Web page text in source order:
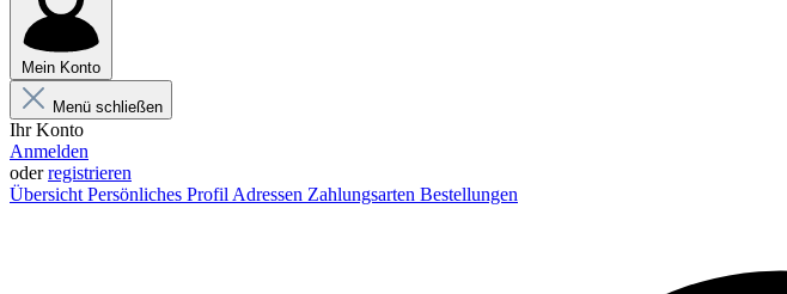
Mein Konto
Menü schließen
Ihr Konto
Anmelden
oderregistrieren
Übersicht Persönliches Profil Adressen Zahlungsarten Bestellungen